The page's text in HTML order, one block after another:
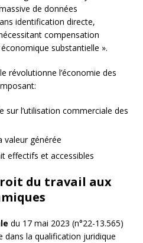
de données
identification directe,
compensation
substantielle ».
révolutionne l’économie des
l’utilisation commerciale des
valeur générée
effectifs et accessibles
du travail aux
du 17 mai 2023 (n°22-13.565)
dans la qualification juridique